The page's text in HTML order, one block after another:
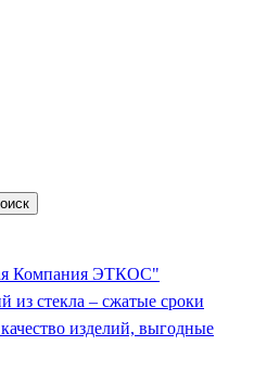
Компания ЭТКОС"
из стекла – сжатые сроки
изделий, выгодные